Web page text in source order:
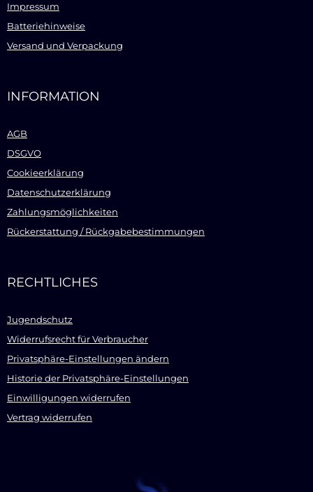
Impressum
Batteriehinweise
Versand und Verpackung
INFORMATION
AGB
DSGVO
Cookieerklärung
Datenschutzerklärung
Zahlungsmöglichkeiten
Rückerstattung / Rückgabebestimmungen
RECHTLICHES
Jugendschutz
Widerrufsrecht für Verbraucher
Privatsphäre-Einstellungen ändern
Historie der Privatsphäre-Einstellungen
Einwilligungen widerrufen
Vertrag widerrufen